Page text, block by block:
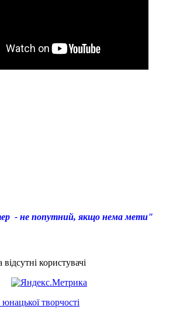
- не попутний, якщо нема мети"
користувачі